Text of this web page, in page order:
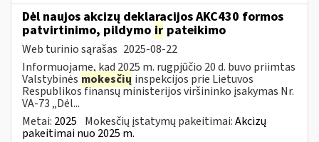
Dėl naujos akcizų deklaracijos AKC430 formos
patvirtinimo, pildymo ir pateikimo
Web turinio sąrašas 2025-08-22
Informuojame, kad 2025 m. rugpjūčio 20 d. buvo priimtas
Valstybinės mokesčių inspekcijos prie Lietuvos
Respublikos finansų ministerijos viršininko įsakymas Nr.
VA-73 „Dėl...
Metai: 2025 Mokesčių įstatymų pakeitimai:Akcizų
pakeitimai nuo 2025 m.